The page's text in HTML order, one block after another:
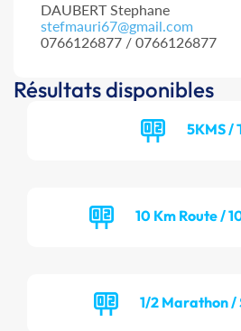
DAUBERT Stephane
stefmauri67@gmail.com
0766126877 / 0766126877
Résultats disponibles
5KMS /
10 Km Route /
1/2 Marathon /